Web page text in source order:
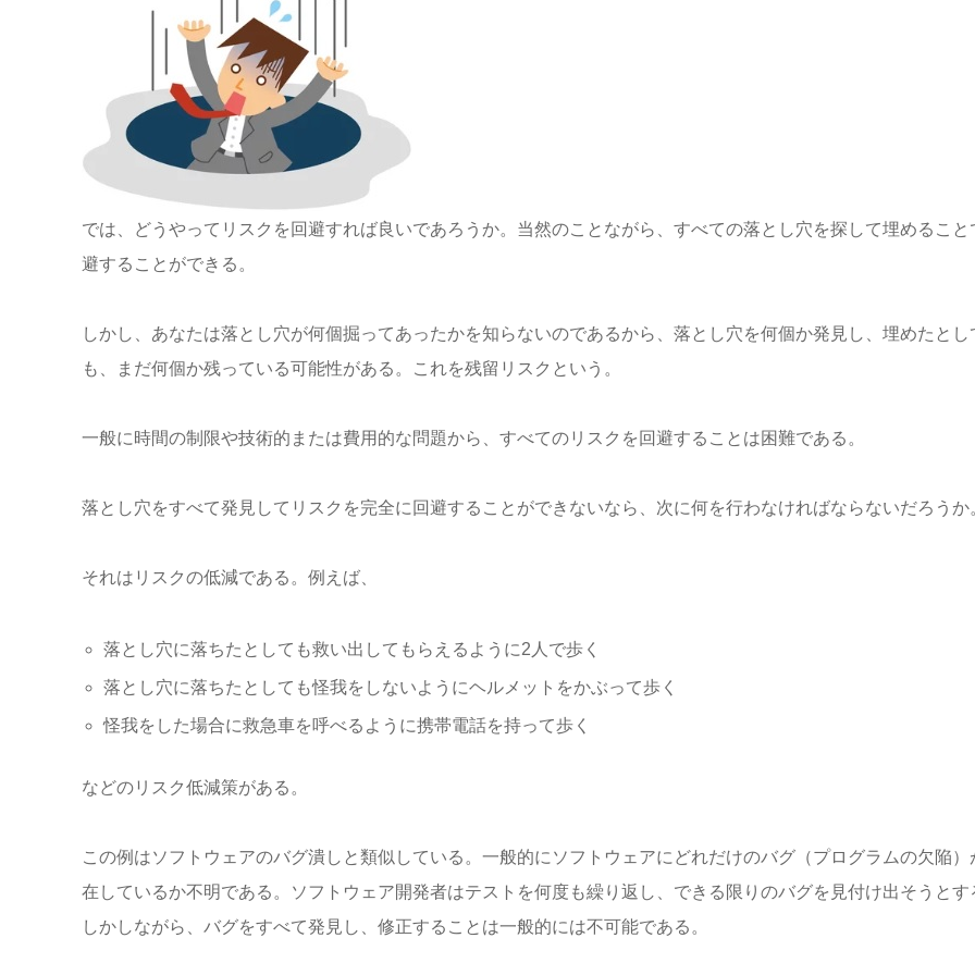
では、どうやってリスクを回避すれば良いであろうか。当然のことながら、すべての落とし穴を探して埋めること
避することができる。
しかし、あなたは落とし穴が何個掘ってあったかを知らないのであるから、落とし穴を何個か発見し、埋めたとし
も、まだ何個か残っている可能性がある。これを残留リスクという。
一般に時間の制限や技術的または費用的な問題から、すべてのリスクを回避することは困難である。
落とし穴をすべて発見してリスクを完全に回避することができないなら、次に何を行わなければならないだろうか
それはリスクの低減である。例えば、
落とし穴に落ちたとしても救い出してもらえるように2人で歩く
落とし穴に落ちたとしても怪我をしないようにヘルメットをかぶって歩く
怪我をした場合に救急車を呼べるように携帯電話を持って歩く
などのリスク低減策がある。
この例はソフトウェアのバグ潰しと類似している。一般的にソフトウェアにどれだけのバグ（プログラムの欠陥）
在しているか不明である。ソフトウェア開発者はテストを何度も繰り返し、できる限りのバグを見付け出そうとす
しかしながら、バグをすべて発見し、修正することは一般的には不可能である。